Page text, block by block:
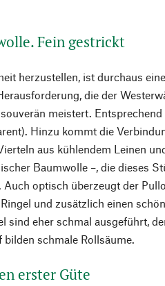
Fein gestrickt
herzustellen, ist durchaus
die der
meistert.
Hinzu kommt die
aus kühlendem Leinen
Baumwolle –, die dieses
optisch überzeugt der
und zusätzlich einen
sind eher schmal ausgeführt,
schmale Rollsäume.
erster Güte